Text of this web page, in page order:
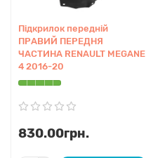
Підкрилок передній
ПРАВИЙ ПЕРЕДНЯ
ЧАСТИНА RENAULT MEGANE
4 2016-20
830.00грн.